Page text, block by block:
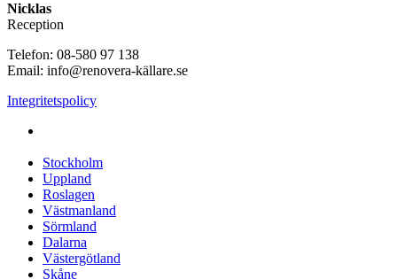
Nicklas
Reception
Telefon: 08-580 97 138
Email: info@renovera-källare.se
Integritetspolicy
Stockholm
Uppland
Roslagen
Västmanland
Sörmland
Dalarna
Västergötland
Skåne